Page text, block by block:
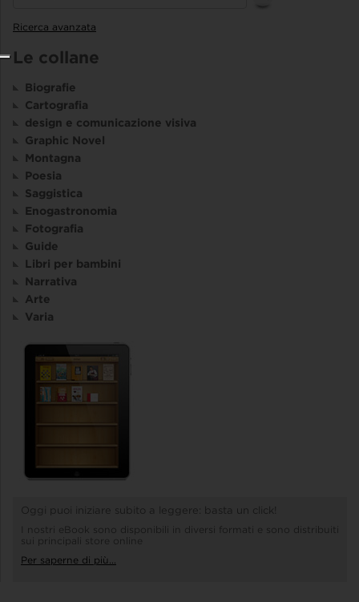
Ricerca avanzata
Le collane
Biografie
Cartografia
design e comunicazione visiva
Graphic Novel
Montagna
Poesia
Saggistica
Enogastronomia
Fotografia
Guide
Libri per bambini
Narrativa
Arte
Varia
Oggi puoi iniziare subito a leggere: basta un click!
I nostri eBook sono disponibili in diversi formati e sono distribuiti
sui principali store online
Per saperne di più...